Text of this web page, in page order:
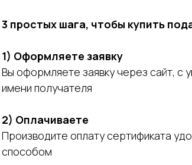
3 простых шага, чтобы купить
1) Оформляете заявку
Вы оформляете заявку через сайт, с
имени получателя
2) Оплачиваете
Производите оплату сертификата
способом